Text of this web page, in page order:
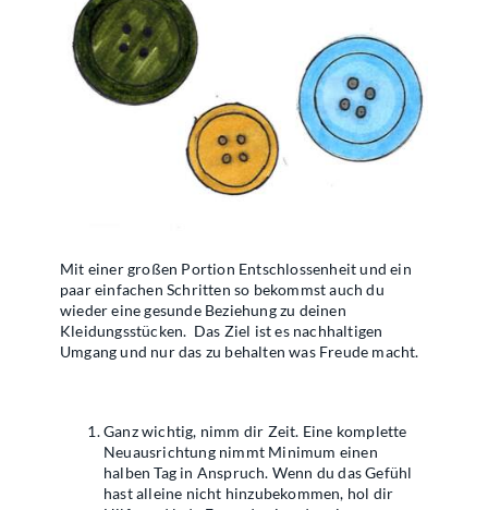
Mit einer großen Portion Entschlossenheit und ein
paar einfachen Schritten so bekommst auch du
wieder eine gesunde Beziehung zu deinen
Kleidungsstücken. Das Ziel ist es nachhaltigen
Umgang und nur das zu behalten was Freude macht.
Ganz wichtig, nimm dir Zeit. Eine komplette
Neuausrichtung nimmt Minimum einen
halben Tag in Anspruch. Wenn du das Gefühl
hast alleine nicht hinzubekommen, hol dir